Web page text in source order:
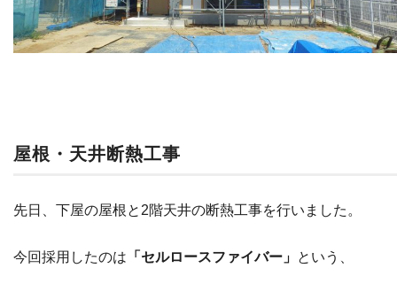
屋根・天井断熱工事
先日、下屋の屋根と2階天井の断熱工事を行いました。
今回採用したのは 「セルロースファイバー」 という、